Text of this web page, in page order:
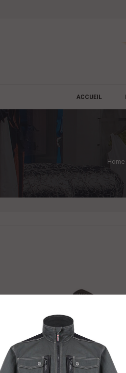
ACCUEIL
Home